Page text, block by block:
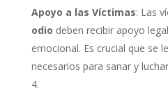
Apoyo a las Víctimas: Las
odio deben recibir apoyo
emocional. Es crucial que se
necesarios para sanar y